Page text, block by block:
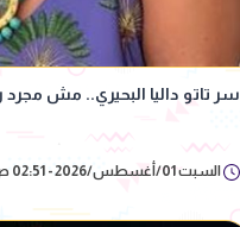
سر تاتو داليا البحيري.. مش
السبت 01/أغسطس/2026 - 02:51 ص